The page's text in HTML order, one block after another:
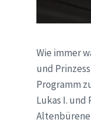
Wie immer
und
Programm
Lukas I. und